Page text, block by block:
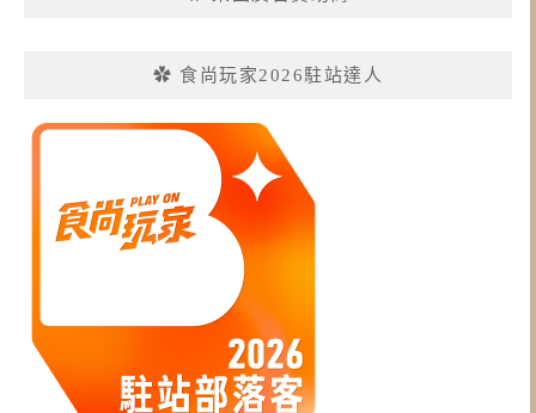
✿ 食尚玩家2026駐站達人